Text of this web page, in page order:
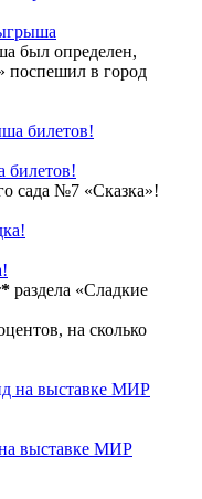
был определен,
поспешил в город
билетов!
сада №7 «Сказка»!
* раздела «Сладкие
на сколько
выставке МИР